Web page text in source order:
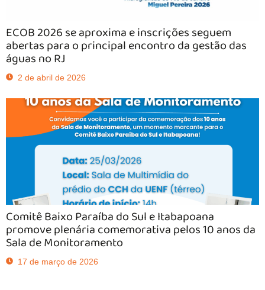
ECOB 2026 se aproxima e inscrições seguem
abertas para o principal encontro da gestão das
águas no RJ
2 de abril de 2026
Comitê Baixo Paraíba do Sul e Itabapoana
promove plenária comemorativa pelos 10 anos da
Sala de Monitoramento
17 de março de 2026